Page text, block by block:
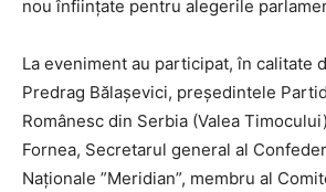
nou înființate pentru alegerile
La eveniment au participat, în calitate
Predrag Bălașevici, președintele
Românesc din Serbia (Valea
Fornea, Secretarul general al
Naționale ”Meridian”, membru al